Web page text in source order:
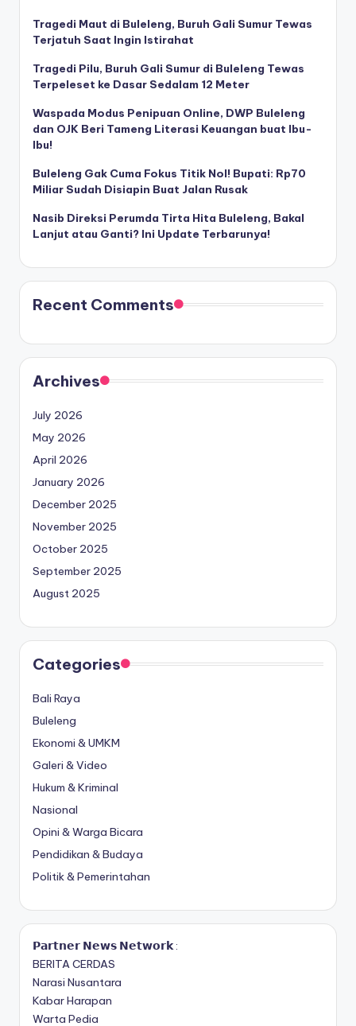
Tragedi Maut di Buleleng, Buruh Gali Sumur Tewas
Terjatuh Saat Ingin Istirahat
Tragedi Pilu, Buruh Gali Sumur di Buleleng Tewas
Terpeleset ke Dasar Sedalam 12 Meter
Waspada Modus Penipuan Online, DWP Buleleng
dan OJK Beri Tameng Literasi Keuangan buat Ibu-
Ibu!
Buleleng Gak Cuma Fokus Titik Nol! Bupati: Rp70
Miliar Sudah Disiapin Buat Jalan Rusak
Nasib Direksi Perumda Tirta Hita Buleleng, Bakal
Lanjut atau Ganti? Ini Update Terbarunya!
Recent Comments
Archives
July 2026
May 2026
April 2026
January 2026
December 2025
November 2025
October 2025
September 2025
August 2025
Categories
Bali Raya
Buleleng
Ekonomi & UMKM
Galeri & Video
Hukum & Kriminal
Nasional
Opini & Warga Bicara
Pendidikan & Budaya
Politik & Pemerintahan
𝗣𝗮𝗿𝘁𝗻𝗲𝗿 𝗡𝗲𝘄𝘀 𝗡𝗲𝘁𝘄𝗼𝗿𝗸 :
BERITA CERDAS
Narasi Nusantara
Kabar Harapan
Warta Pedia